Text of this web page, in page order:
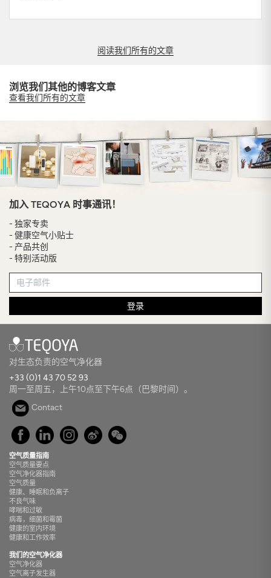
阅读我们所有的文章
浏览我们其他的博客文章
查看我们所有的文章
加入 TEQOYA 时事通讯！
- 独家专卖
- 健康空气小贴士
- 产品共创
- 特别活动版
登录
对生态负责的空气净化器
+33 (0)1 43 70 52 93
周一至周五，上午10点至下午6点（巴黎时间）。
Contact
空气质量指南
空气质量要点
空气净化器指南
空气质量
健康、睡眠和负离子
不良气味
哮喘和过敏
病毒，细菌和霉菌
健康的室内环境
健康和工作效率
我们的空气净化器
空气净化器
空气离子发生器